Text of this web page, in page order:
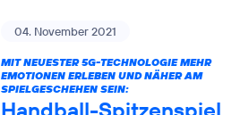
04. November 2021
MIT NEUESTER 5G-TECHNOLOGIE MEHR
EMOTIONEN ERLEBEN UND NÄHER AM
SPIELGESCHEHEN SEIN:
Handball-Spitzenspiel